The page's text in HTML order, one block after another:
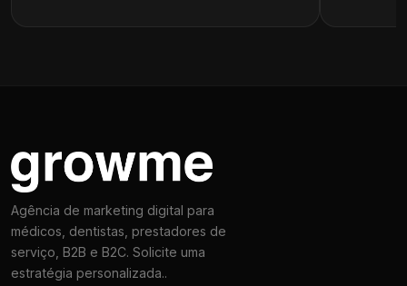
Agência de marketing digital para
médicos, dentistas, prestadores de
serviço, B2B e B2C. Solicite uma
estratégia personalizada..